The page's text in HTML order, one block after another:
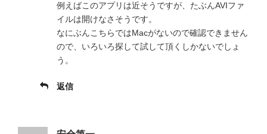
例えばこのアプリは近そうですが、たぶんAVIファ
イルは開けなさそうです。
なにぶんこちらではMacがないので確認できません
ので、いろいろ探して試して頂くしかないでしょ
う。
返信